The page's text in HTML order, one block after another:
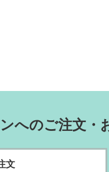
へのご注文・
文